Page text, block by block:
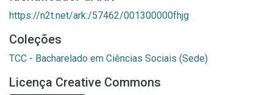
https://n2t.net/ark:/57462/001300000fhjg
Coleções
TCC - Bacharelado em Ciências Sociais (Sede)
Licença Creative Commons